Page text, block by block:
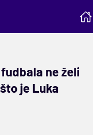
ne želi
je Luka